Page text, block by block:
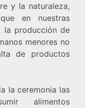
y la naturaleza,
en nuestras
la producción de
menores no
de productos
la ceremonia las
alimentos